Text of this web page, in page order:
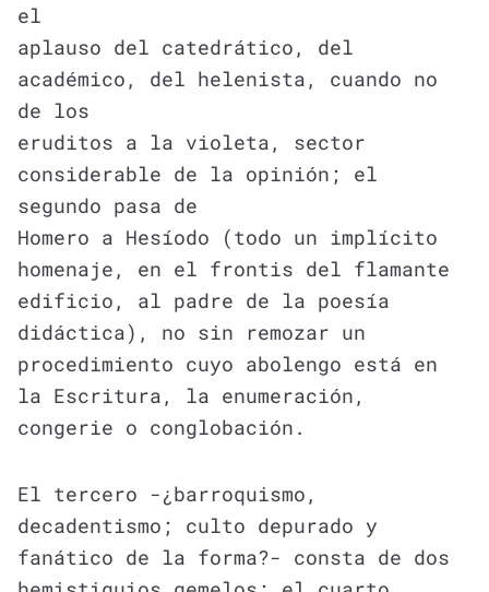
el
aplauso del catedrático, del
académico, del helenista, cuando no
de los
eruditos a la violeta, sector
considerable de la opinión; el
segundo pasa de
Homero a Hesíodo (todo un implícito
homenaje, en el frontis del flamante
edificio, al padre de la poesía
didáctica), no sin remozar un
procedimiento cuyo abolengo está en
la Escritura, la enumeración,
congerie o conglobación.
El tercero -¿barroquismo,
decadentismo; culto depurado y
fanático de la forma?- consta de dos